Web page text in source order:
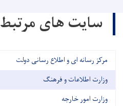
سایت های مرتبط
مرکز رسانه ای و اطلاع رسانی دولت
وزارت اطلاعات و فرهنگ
وزارت امور خارجه